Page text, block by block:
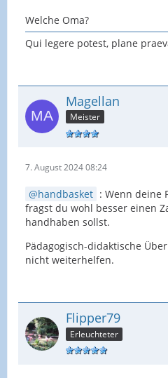
Welche Oma?
Qui legere potest, plane
Magellan
Meister
7. August 2024 08:24
handbasket : Wenn deine
fragst du wohl besser einen
handhaben sollst.
Pädagogisch-didaktische
nicht weiterhelfen.
Flipper79
Erleuchteter